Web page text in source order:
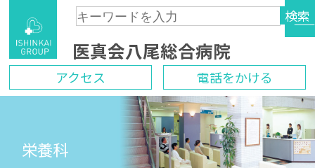
Skip
to
content
検索
医真会八尾総合病院
アクセス 電話をかける
栄養科